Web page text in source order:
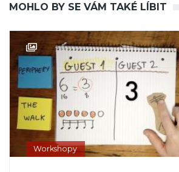
MOHLO BY SE VÁM TAKÉ LÍBIT
Workshopy